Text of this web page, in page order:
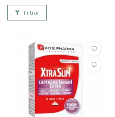
Filtrar